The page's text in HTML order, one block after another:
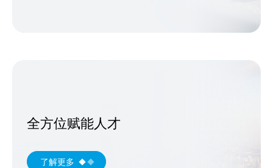
全方位赋能人才
了解更多